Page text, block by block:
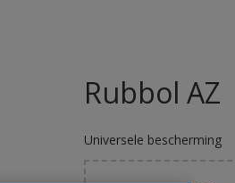
Rubbol AZ
Universele bescherming